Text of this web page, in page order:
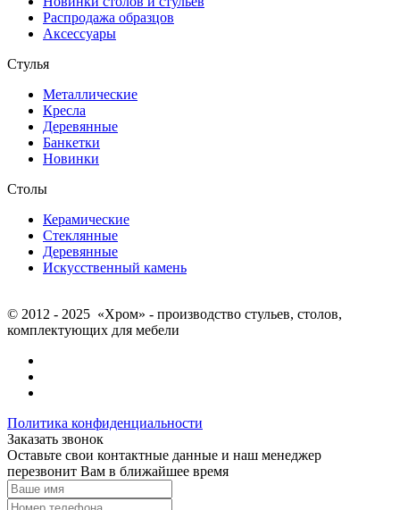
Распродажа образцов
Аксессуары
Стулья
Металлические
Кресла
Деревянные
Банкетки
Новинки
Столы
Керамические
Стеклянные
Деревянные
Искусственный камень
© 2012 - 2025 «Хром» - производство стульев, столов,
комплектующих для мебели
Политика конфиденциальности
Заказать звонок
Оставьте свои контактные данные и наш менеджер
перезвонит Вам в ближайшее время